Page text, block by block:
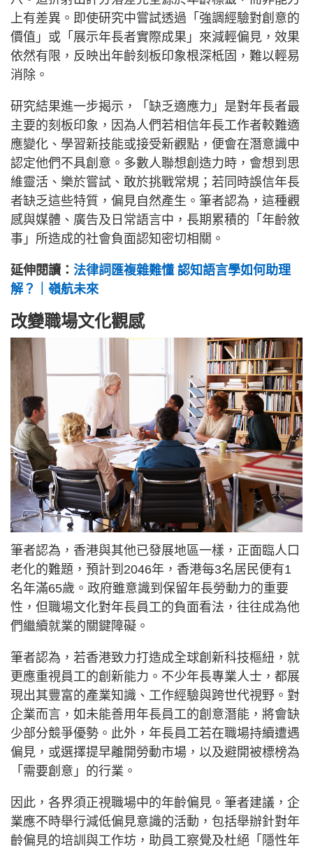
上有差異。即使研究中嘗試透過「強調經驗對創意的
價值」或「展示年長者實際成果」來減輕偏見，效果
依然有限，反映出年齡刻板印象根深柢固，難以輕易
消除。
研究結果進一步揭示，「缺乏適應力」是對年長者最
主要的刻板印象，因為人們若相信年長工作者較難適
應變化、學習新技能或接受新觀點，便會在潛意識中
認定他們不具創意。多數人聯想創造力時，會想到思
維靈活、樂於嘗試、敢於挑戰常規；若同時誤信年長
者缺乏這些特質，偏見自然產生。筆者認為，這種觀
感與媒體、廣告及日常語言中，長期累積的「年齡敘
事」所造成的社會負面認知密切相關。
延伸閱讀： 法律詞匯複雜難懂 認知語言學如何助理
解？｜嶺航未來
改變職場文化觀感
筆者認為，香港與其他已發展地區一樣，正面臨人口
老化的難題，預計到2046年，香港每3名居民便有1
名年滿65歲。政府雖意識到保留年長勞動力的重要
性，但職場文化對年長員工的負面看法，往往成為他
們繼續就業的關鍵障礙。
筆者認為，若香港致力打造成全球創新科技樞紐，就
更應重視員工的創新能力。不少年長專業人士，都展
現出其豐富的產業知識、工作經驗與跨世代視野。對
企業而言，如未能善用年長員工的創意潛能，將會缺
少部分競爭優勢。此外，年長員工若在職場持續遭遇
偏見，或選擇提早離開勞動市場，以及避開被標榜為
「需要創意」的行業。
因此，各界須正視職場中的年齡偏見。筆者建議，企
業應不時舉行減低偏見意識的活動，包括舉辦針對年
齡偏見的培訓與工作坊，助員工察覺及杜絕「隱性年